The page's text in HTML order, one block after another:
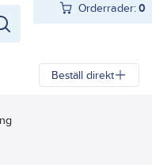
Orderrader:0
Beställ direkt